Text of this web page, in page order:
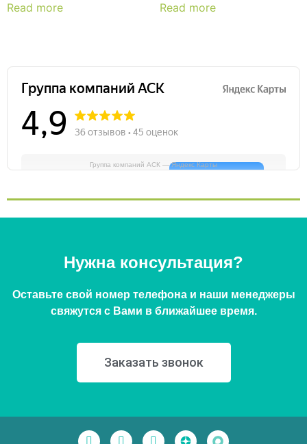
Read more Read more
Группа компаний АСК — Яндекс Карты
Нужна консультация?
Оставьте свой номер телефона и наши менеджеры
свяжутся с Вами в ближайшее время.
Заказать звонок